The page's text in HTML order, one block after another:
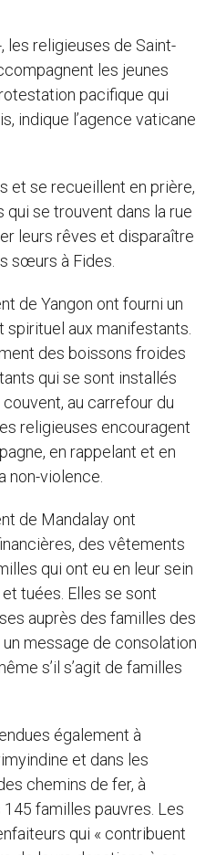
les religieuses de Saint-
les jeunes
pacifique qui
indique l’agence vaticane
et se recueillent en prière,
qui se trouvent dans la rue
leurs rêves et disparaître
sœurs à Fides.
de Yangon ont fourni un
aux manifestants.
des boissons froides
qui se sont installés
au carrefour du
religieuses encouragent
en rappelant et en
non-violence.
de Mandalay ont
des vêtements
qui ont eu en leur sein
tuées. Elles se sont
auprès des familles des
message de consolation
s’il s’agit de familles
également à
et dans les
chemins de fer, à
familles pauvres. Les
qui « contribuent